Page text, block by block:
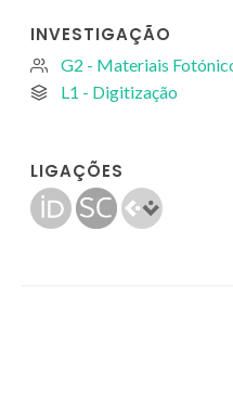
INVESTIGAÇÃO
G2 - Materiais
L1 - Digitização
LIGAÇÕES